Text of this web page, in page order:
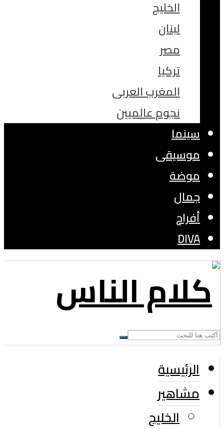
الخليج
لبنان
مصر
تركيا
المغرب العربى
نجوم عالميين
سينما
موسيقى
موضة
جمال
أفراح
DIVA
الرئيسية
مشاهير
الخليج